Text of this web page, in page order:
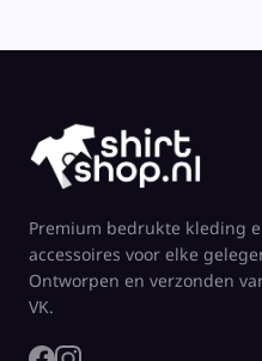
Premium bedrukte kleding
accessoires voor elke
Ontworpen en verzonden
VK.